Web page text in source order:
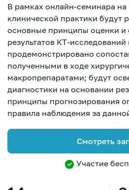
В рамках онлайн-семинара
клинической практики будут
основные принципы оценки и
результатов КТ-
продемонстрировано
полученными в ходе
макропрепаратами; будут
диагностики на основании
принципы прогнозирования
правила наблюдения за
Смотреть
Участие